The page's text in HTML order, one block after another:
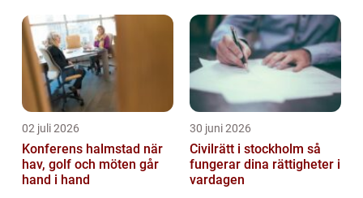
02 juli 2026
Konferens halmstad när
hav, golf och möten går
hand i hand
30 juni 2026
Civilrätt i stockholm så
fungerar dina rättigheter i
vardagen